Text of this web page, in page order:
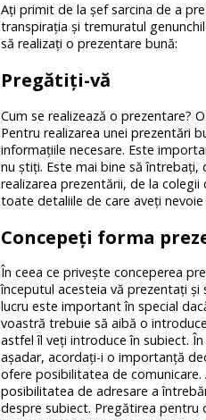
Aţi primit de la şef sarcina de a
transpiraţia şi tremuratul
să realizaţi o prezentare bună:
Pregătiţi-vă
Cum se realizează o prezentare?
Pentru realizarea unei prezentări
informaţiile necesare. Este
nu ştiţi. Este mai bine să întrebaţi,
realizarea prezentării, de la
toate detaliile de care aveţi
Concepeţi forma
În ceea ce priveşte conceperea
începutul acesteia vă prezentaţi
lucru este important în special
voastră trebuie să aibă o
astfel îl veţi introduce în subiect.
aşadar, acordaţi-i o importanţă
ofere posibilitatea de
posibilitatea de adresare a
despre subiect. Pregătirea